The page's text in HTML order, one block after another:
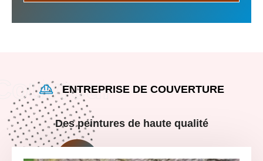
ENTREPRISE DE COUVERTURE
Des peintures de haute qualité